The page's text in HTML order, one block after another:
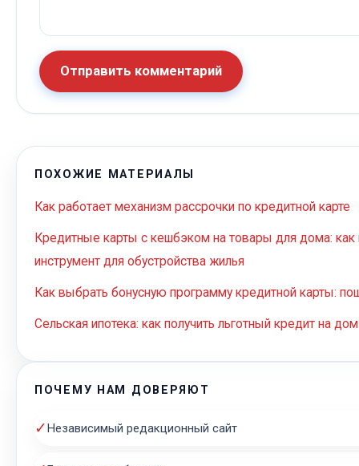
Отправить комментарий
ПОХОЖИЕ МАТЕРИАЛЫ
Как работает механизм рассрочки по кредитной карте
Кредитные карты с кешбэком на товары для дома:
инструмент для обустройства жилья
Как выбрать бонусную программу кредитной карты:
Сельская ипотека: как получить льготный кредит на
ПОЧЕМУ НАМ ДОВЕРЯЮТ
✓Независимый редакционный сайт